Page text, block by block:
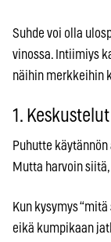
Suhde voi olla
vinossa. Intiimiys
näihin merkkeihin
1.
Puhutte
Mutta harvoin
Kun kysymys
eikä kumpikaan